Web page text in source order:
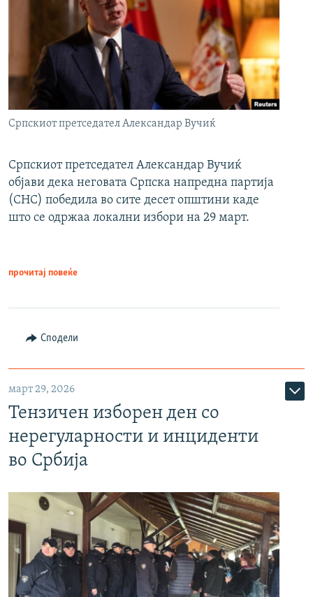
Српскиот претседател Александар Вучиќ
Српскиот претседател Александар Вучиќ
објави дека неговата Српска напредна партија
(СНС) победила во сите десет општини каде
што се одржаа локални избори на 29 март.
прочитај повеќе
Сподели
март 29, 2026
Тензичен изборен ден со
нерегуларности и инциденти
во Србија